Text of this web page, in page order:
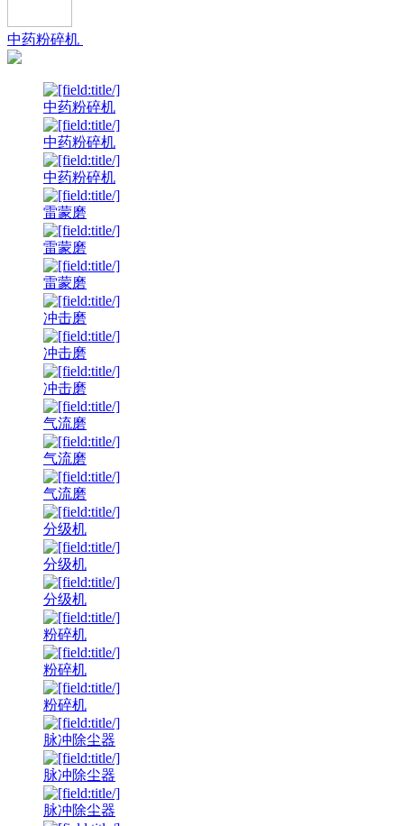
中药粉碎机
中药粉碎机
中药粉碎机
中药粉碎机
雷蒙磨
雷蒙磨
雷蒙磨
冲击磨
冲击磨
冲击磨
气流磨
气流磨
气流磨
分级机
分级机
分级机
粉碎机
粉碎机
粉碎机
脉冲除尘器
脉冲除尘器
脉冲除尘器